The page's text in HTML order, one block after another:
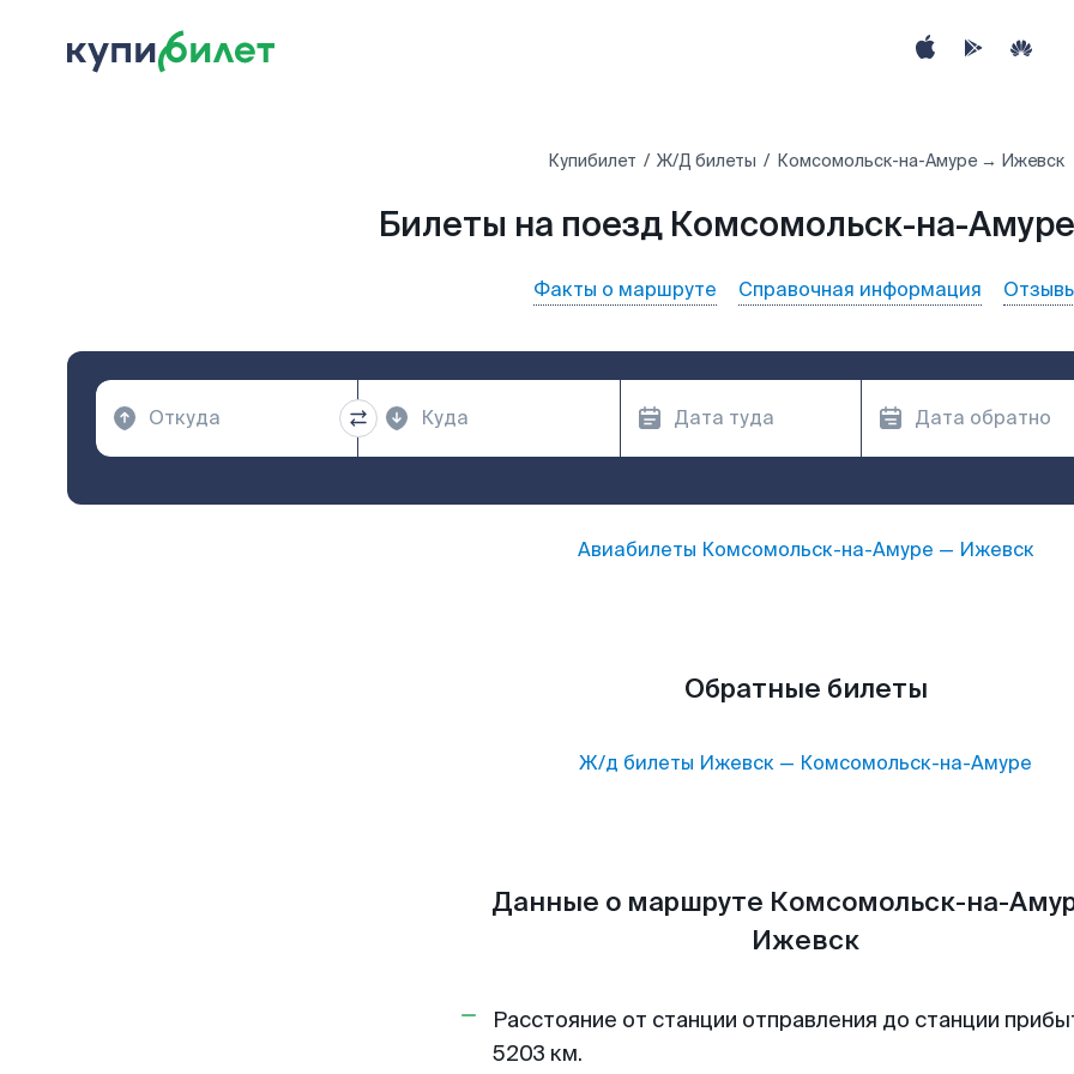
Купибилет Ж/Д билеты Комсомольск-на-Амуре → Ижевск
Билеты на поезд Комсомольск-на-
Факты о маршруте Справочная информация
Авиабилеты Комсомольск-на-Амуре — Ижевск
Обратные билеты
Ж/д билеты Ижевск — Комсомольск-на-Амуре
Данные о маршруте Комсомольск-на-
Ижевск
Расстояние от станции отправления до станции
5203 км.